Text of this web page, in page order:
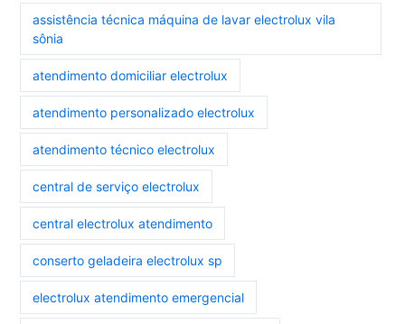
assistência técnica máquina de lavar electrolux vila
sônia
atendimento domiciliar electrolux
atendimento personalizado electrolux
atendimento técnico electrolux
central de serviço electrolux
central electrolux atendimento
conserto geladeira electrolux sp
electrolux atendimento emergencial